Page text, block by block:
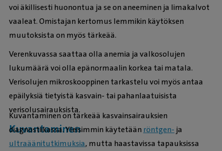
voi äkillisesti huonontua ja se on aneeminen ja limakalvot
vaaleat. Omistajan kertomus lemmikin käytöksen
muutoksista on myös tärkeää.
Verenkuvassa saattaa olla anemia ja valkosolujen
lukumäärä voi olla epänormaalin korkea tai matala.
Verisolujen mikroskooppinen tarkastelu voi myös antaa
epäilyksiä tietyistä kasvain- tai pahanlaatuisista
verisolusairauksista.
Kuvantaminen
Kuvantaminen on tärkeää kasvainsairauksien
diagnostiikassa. Yleisimmin käytetään röntgen- ja
ultraäänitutkimuksia, mutta haastavissa tapauksissa